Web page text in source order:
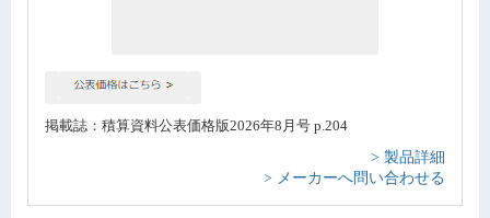
掲載誌：積算資料公表価格版2026年8月号 p.204
> 製品詳細
> メーカーへ問い合わせる